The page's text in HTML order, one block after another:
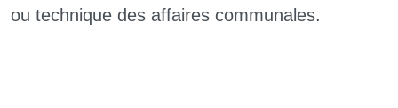
ou technique des affaires communales.